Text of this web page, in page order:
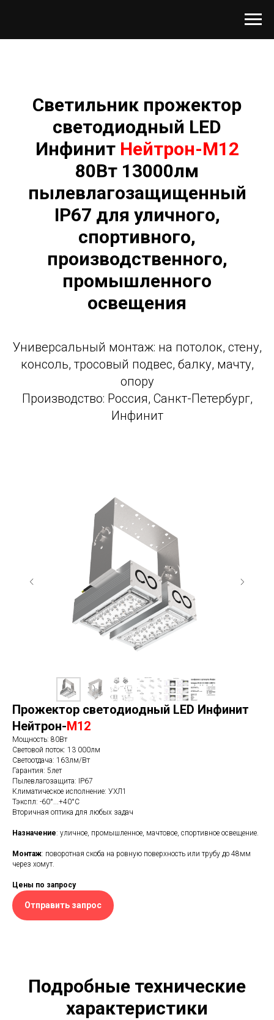
Светильник прожектор
светодиодный LED
Инфинит Нейтрон-М12
80Вт 13000лм
пылевлагозащищенный
IP67 для уличного,
спортивного,
производственного,
промышленного
освещения
Универсальный монтаж: на потолок, стену,
консоль, тросовый подвес, балку, мачту,
опору
Производство: Россия, Санкт-Петербург,
Инфинит
Прожектор светодиодный LED Инфинит
Нейтрон-М12
Мощность: 80Вт
Световой поток: 13 000лм
Светоотдача: 163лм/Вт
Гарантия: 5лет
Пылевлагозащита: IP67
Климатическое исполнение: УХЛ1
Тэкспл: -60°...+40°С
Вторичная оптика для любых задач
Назначение: уличное, промышленное, мачтовое, спортивное освещение.
Монтаж: поворотная скоба на ровную поверхность или трубу до 48мм
через хомут.
Цены по запросу
Отправить запрос
Подробные технические
характеристики